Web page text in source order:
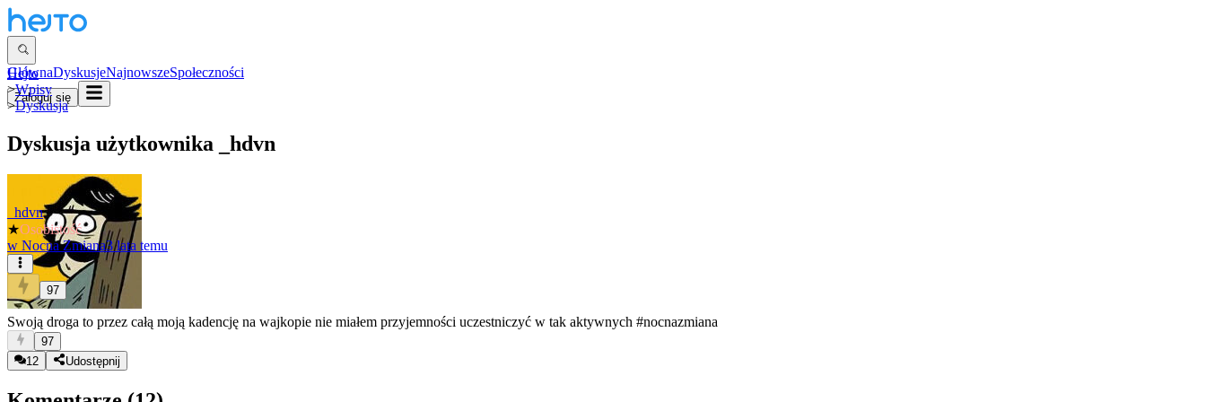
GłównaDyskusjeNajnowszeSpołeczności
Zaloguj się
Hejto
>Wpisy
>Dyskusja
Dyskusja użytkownika _hdvn
_hdvn
★Osobistość
w Nocna Zmiana3 lata temu
97
Swoją droga to przez całą moją kadencję na wajkopie nie miałem przyjemności uczestniczyć w tak aktywnych #nocnazmiana
97
12
Udostępnij